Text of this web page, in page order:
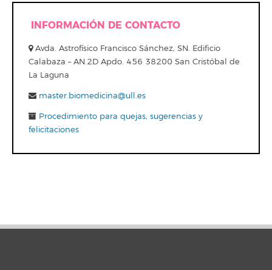
INFORMACIÓN DE CONTACTO
Avda. Astrofísico Francisco Sánchez, SN. Edificio
Calabaza – AN.2D Apdo. 456 38200 San Cristóbal de
La Laguna
master.biomedicina@ull.es
Procedimiento para quejas, sugerencias y
felicitaciones